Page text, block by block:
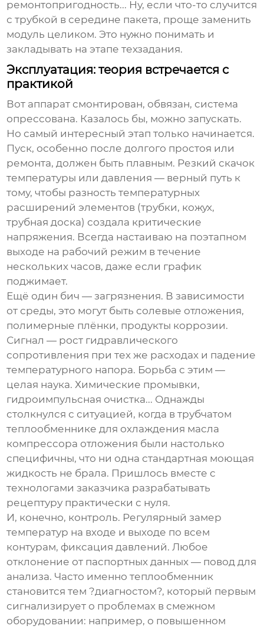
ремонтопригодность... Ну, если что-то случится
с трубкой в середине пакета, проще заменить
модуль целиком. Это нужно понимать и
закладывать на этапе техзадания.
Эксплуатация: теория встречается с
практикой
Вот аппарат смонтирован, обвязан, система
опрессована. Казалось бы, можно запускать.
Но самый интересный этап только начинается.
Пуск, особенно после долгого простоя или
ремонта, должен быть плавным. Резкий скачок
температуры или давления — верный путь к
тому, чтобы разность температурных
расширений элементов (трубки, кожух,
трубная доска) создала критические
напряжения. Всегда настаиваю на поэтапном
выходе на рабочий режим в течение
нескольких часов, даже если график
поджимает.
Ещё один бич — загрязнения. В зависимости
от среды, это могут быть солевые отложения,
полимерные плёнки, продукты коррозии.
Сигнал — рост гидравлического
сопротивления при тех же расходах и падение
температурного напора. Борьба с этим —
целая наука. Химические промывки,
гидроимпульсная очистка... Однажды
столкнулся с ситуацией, когда втрубчатом
теплообменнике для охлаждения масла
компрессора отложения были настолько
специфичны, что ни одна стандартная моющая
жидкость не брала. Пришлось вместе с
технологами заказчика разрабатывать
рецептуру практически с нуля.
И, конечно, контроль. Регулярный замер
температур на входе и выходе по всем
контурам, фиксация давлений. Любое
отклонение от паспортных данных — повод для
анализа. Часто именно теплообменник
становится тем ?диагностом?, который первым
сигнализирует о проблемах в смежном
оборудовании: например, о повышенном